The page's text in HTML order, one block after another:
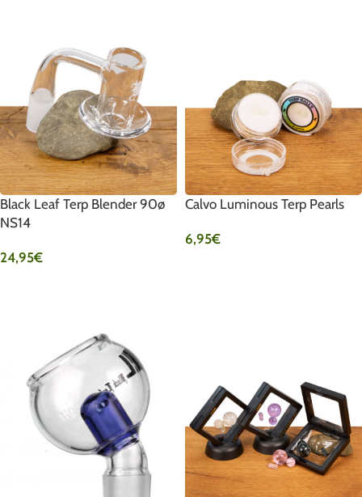
Black Leaf Terp Blender 90ø
NS14
24,95€
Calvo Luminous Terp Pearls
6,95€